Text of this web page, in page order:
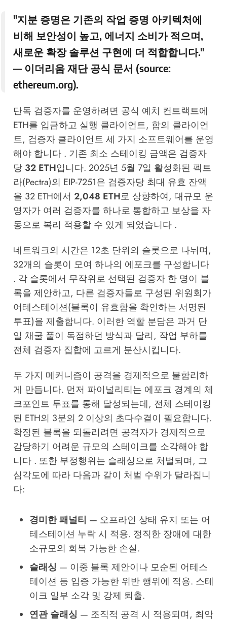
"지분 증명은 기존의 작업 증명 아키텍처에
비해 보안성이 높고, 에너지 소비가 적으며,
새로운 확장 솔루션 구현에 더 적합합니다."
— 이더리움 재단 공식 문서 (source:
ethereum.org).
단독 검증자를 운영하려면 공식 예치 컨트랙트에
ETH를 입금하고 실행 클라이언트, 합의 클라이언
트, 검증자 클라이언트 세 가지 소프트웨어를 운영
해야 합니다 . 기존 최소 스테이킹 금액은 검증자
당 32 ETH입니다. 2025년 5월 7일 활성화된 펙트
라(Pectra)의 EIP-7251은 검증자당 최대 유효 잔액
을 32 ETH에서 2,048 ETH로 상향하여, 대규모 운
영자가 여러 검증자를 하나로 통합하고 보상을 자
동으로 복리 적용할 수 있게 되었습니다 .
네트워크의 시간은 12초 단위의 슬롯으로 나뉘며,
32개의 슬롯이 모여 하나의 에포크를 구성합니다
. 각 슬롯에서 무작위로 선택된 검증자 한 명이 블
록을 제안하고, 다른 검증자들로 구성된 위원회가
어테스테이션(블록이 유효함을 확인하는 서명된
투표)을 제출합니다. 이러한 역할 분담은 과거 단
일 채굴 풀이 독점하던 방식과 달리, 작업 부하를
전체 검증자 집합에 고르게 분산시킵니다.
두 가지 메커니즘이 공격을 경제적으로 불합리하
게 만듭니다. 먼저 파이널리티는 에포크 경계의 체
크포인트 투표를 통해 달성되는데, 전체 스테이킹
된 ETH의 3분의 2 이상의 초다수결이 필요합니다.
확정된 블록을 되돌리려면 공격자가 경제적으로
감당하기 어려운 규모의 스테이크를 소각해야 합
니다 . 또한 부정행위는 슬래싱으로 처벌되며, 그
심각도에 따라 다음과 같이 처벌 수위가 달라집니
다:
경미한 패널티 — 오프라인 상태 유지 또는 어
테스테이션 누락 시 적용. 정직한 장애에 대한
소규모의 회복 가능한 손실.
슬래싱 — 이중 블록 제안이나 모순된 어테스
테이션 등 입증 가능한 위반 행위에 적용. 스테
이크 일부 소각 및 강제 퇴출.
연관 슬래싱 — 조직적 공격 시 적용되며, 최악